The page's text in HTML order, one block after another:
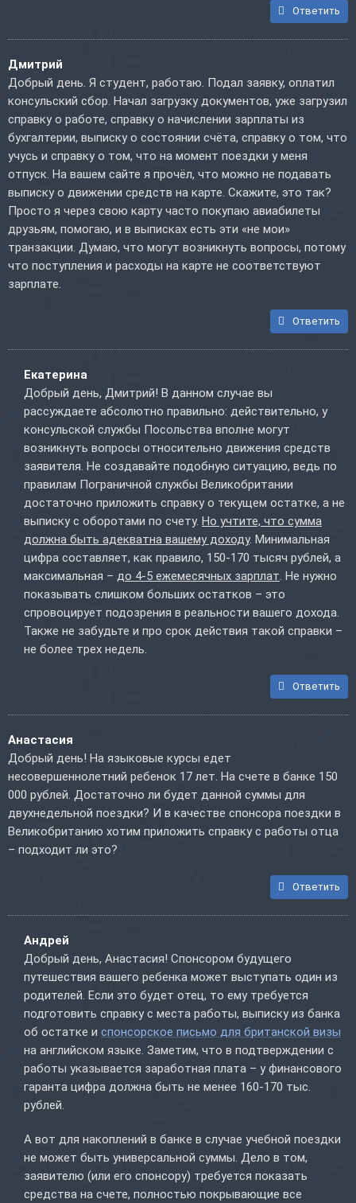
Ответить
Дмитрий
Добрый день. Я студент, работаю. Подал заявку, оплатил
консульский сбор. Начал загрузку документов, уже загрузил
справку о работе, справку о начислении зарплаты из
бухгалтерии, выписку о состоянии счёта, справку о том, что
учусь и справку о том, что на момент поездки у меня
отпуск. На вашем сайте я прочёл, что можно не подавать
выписку о движении средств на карте. Скажите, это так?
Просто я через свою карту часто покупаю авиабилеты
друзьям, помогаю, и в выписках есть эти «не мои»
транзакции. Думаю, что могут возникнуть вопросы, потому
что поступления и расходы на карте не соответствуют
зарплате.
Ответить
Екатерина
Добрый день, Дмитрий! В данном случае вы
рассуждаете абсолютно правильно: действительно, у
консульской службы Посольства вполне могут
возникнуть вопросы относительно движения средств
заявителя. Не создавайте подобную ситуацию, ведь по
правилам Пограничной службы Великобритании
достаточно приложить справку о текущем остатке, а не
выписку с оборотами по счету. Но учтите, что сумма
должна быть адекватна вашему доходу. Минимальная
цифра составляет, как правило, 150-170 тысяч рублей, а
максимальная – до 4-5 ежемесячных зарплат. Не нужно
показывать слишком больших остатков – это
спровоцирует подозрения в реальности вашего дохода.
Также не забудьте и про срок действия такой справки –
не более трех недель.
Ответить
Анастасия
Добрый день! На языковые курсы едет
несовершеннолетний ребенок 17 лет. На счете в банке 150
000 рублей. Достаточно ли будет данной суммы для
двухнедельной поездки? И в качестве спонсора поездки в
Великобританию хотим приложить справку с работы отца
– подходит ли это?
Ответить
Андрей
Добрый день, Анастасия! Спонсором будущего
путешествия вашего ребенка может выступать один из
родителей. Если это будет отец, то ему требуется
подготовить справку с места работы, выписку из банка
об остатке и спонсорское письмо для британской визы
на английском языке. Заметим, что в подтверждении с
работы указывается заработная плата – у финансового
гаранта цифра должна быть не менее 160-170 тыс.
рублей.
А вот для накоплений в банке в случае учебной поездки
не может быть универсальной суммы. Дело в том,
заявителю (или его спонсору) требуется показать
средства на счете, полностью покрывающие все